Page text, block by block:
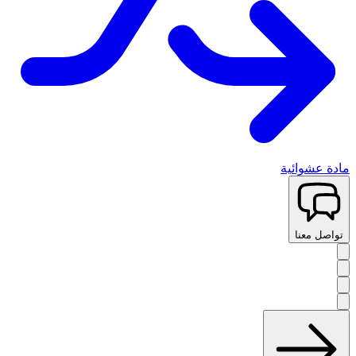
مادة عشوائية
تواصل معنا